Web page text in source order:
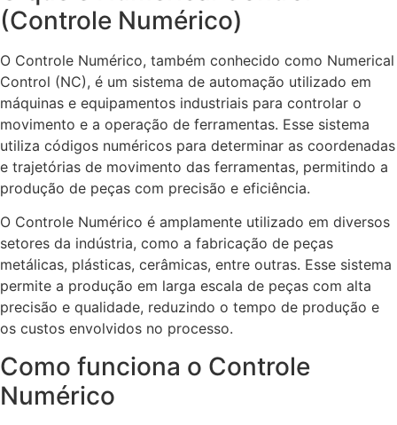
(Controle Numérico)
O Controle Numérico, também conhecido como Numerical
Control (NC), é um sistema de automação utilizado em
máquinas e equipamentos industriais para controlar o
movimento e a operação de ferramentas. Esse sistema
utiliza códigos numéricos para determinar as coordenadas
e trajetórias de movimento das ferramentas, permitindo a
produção de peças com precisão e eficiência.
O Controle Numérico é amplamente utilizado em diversos
setores da indústria, como a fabricação de peças
metálicas, plásticas, cerâmicas, entre outras. Esse sistema
permite a produção em larga escala de peças com alta
precisão e qualidade, reduzindo o tempo de produção e
os custos envolvidos no processo.
Como funciona o Controle
Numérico